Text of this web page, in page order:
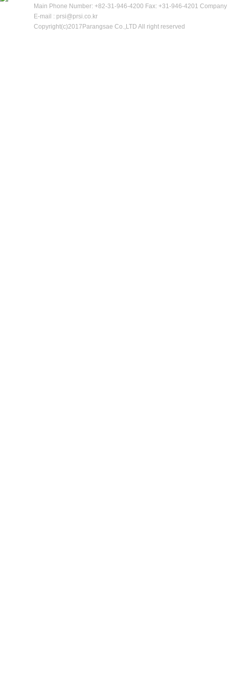
Main Phone Number: +82-31-946-4200 Fax: +31-946-4201
E-mail : prsi@prsi.co.kr
Copyright(c)2017Parangsae Co.,LTD All right reserved